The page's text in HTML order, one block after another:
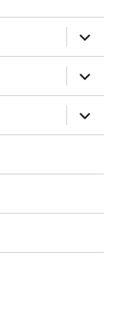
위
메
확
장
위
메
확
장
위
메
장